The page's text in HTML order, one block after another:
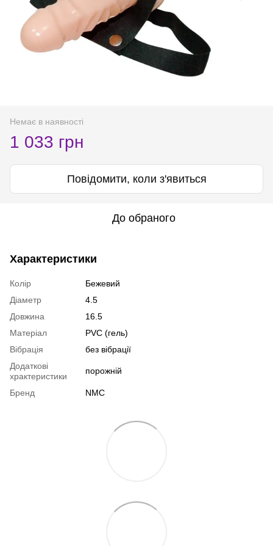
Немає в наявності
1 033 грн
Повідомити, коли з'явиться
До обраного
Характеристики
Колір
Бежевий
Діаметр
4.5
Довжина
16.5
Матеріал
PVC (гель)
Вібрація
без вібрації
Додаткові
храктеристики
порожній
Бренд NMC